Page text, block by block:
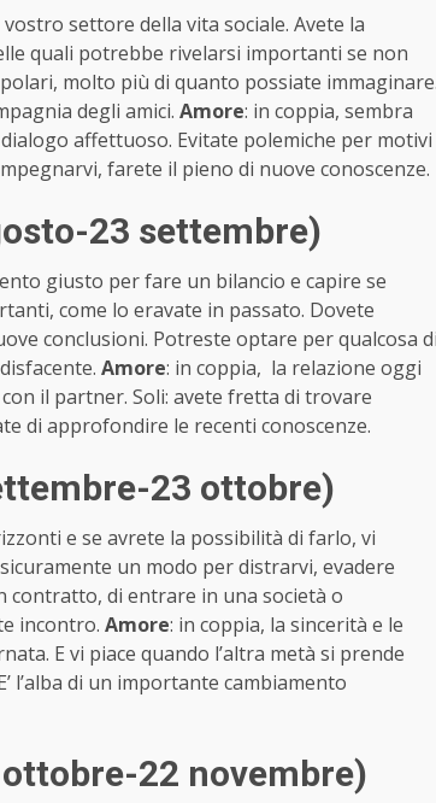
settore della vita sociale. Avete la
quali potrebbe rivelarsi importanti se non
molto più di quanto possiate
degli amici. Amore: in coppia, sembra
affettuoso. Evitate polemiche per motivi
farete il pieno di nuove conoscenze.
23 settembre)
giusto per fare un bilancio e capire se
come lo eravate in passato. Dovete
conclusioni. Potreste optare per qualcosa
Amore: in coppia, la relazione oggi
il partner. Soli: avete fretta di trovare
di approfondire le recenti conoscenze.
23 ottobre)
e se avrete la possibilità di farlo, vi
un modo per distrarvi, evadere
di entrare in una società o
incontro. Amore: in coppia, la sincerità e le
E vi piace quando l’altra metà si prende
l’alba di un importante cambiamento
22 novembre)